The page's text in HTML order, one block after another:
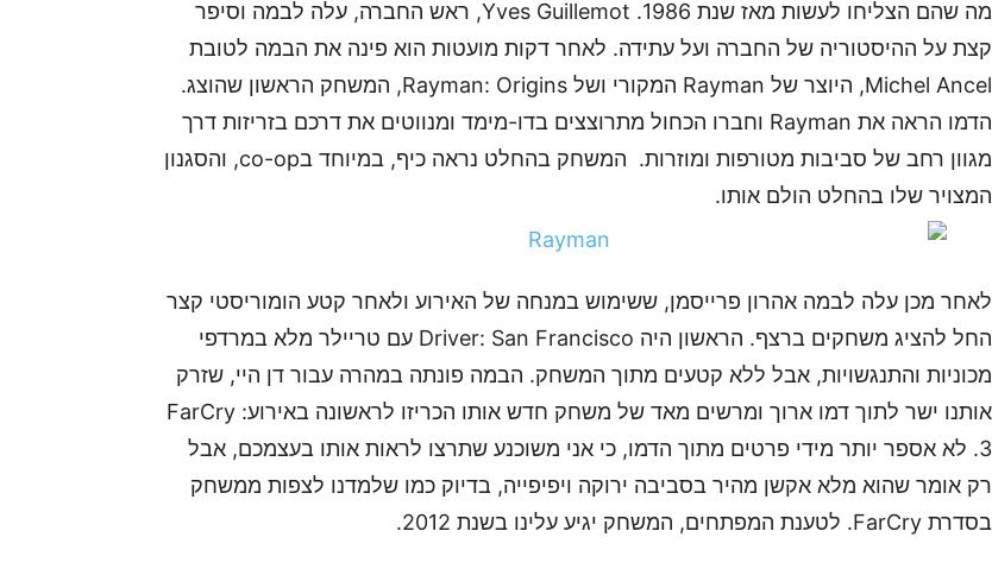
מה שהם הצליחו לעשות מאז שנת 1986. Yves Guillemot, ראש החברה, עלה לבמה וסיפר
קצת על ההיסטוריה של החברה ועל עתידה. לאחר דקות מועטות הוא פינה את הבמה לטובת
Michel Ancel, היוצר של Rayman המקורי ושל Rayman: Origins, המשחק הראשון שהוצג.
הדמו הראה את Rayman וחברו הכחול מתרוצצים בדו-מימד ומנווטים את דרכם בזריזות דרך
מגוון רחב של סביבות מטורפות ומוזרות. המשחק בהחלט נראה כיף, במיוחד בco-op, והסגנון
המצויר שלו בהחלט הולם אותו.
לאחר מכן עלה לבמה אהרון פרייסמן, ששימוש במנחה של האירוע ולאחר קטע הומוריסטי קצר
החל להציג משחקים ברצף. הראשון היה Driver: San Francisco עם טריילר מלא במרדפי
מכוניות והתנגשויות, אבל ללא קטעים מתוך המשחק. הבמה פונתה במהרה עבור דן היי, שזרק
אותנו ישר לתוך דמו ארוך ומרשים מאד של משחק חדש אותו הכריזו לראשונה באירוע: FarCry
3. לא אספר יותר מידי פרטים מתוך הדמו, כי אני משוכנע שתרצו לראות אותו בעצמכם, אבל
רק אומר שהוא מלא אקשן מהיר בסביבה ירוקה ויפיפייה, בדיוק כמו שלמדנו לצפות ממשחק
בסדרת FarCry. לטענת המפתחים, המשחק יגיע עלינו בשנת 2012.